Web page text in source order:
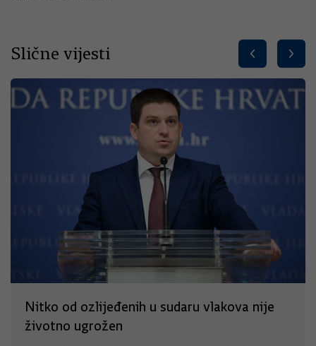
Slične vijesti
Nitko od ozlijeđenih u sudaru vlakova nije
životno ugrožen